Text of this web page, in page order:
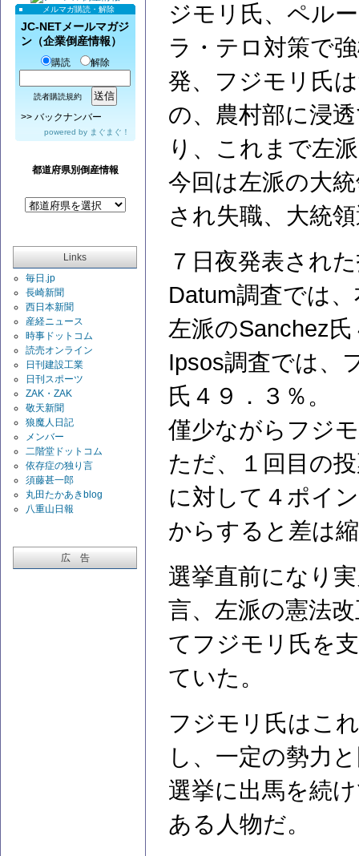
メルマガ購読・解除
JC-NETメールマガジ
ン（企業倒産情報）
購読 解除
読者購読規約
>> バックナンバー
powered by まぐまぐ！
都道府県別倒産情報
Links
毎日.jp
長崎新聞
西日本新聞
産経ニュース
時事ドットコム
読売オンライン
日刊建設工業
日刊スポーツ
ZAK・ZAK
敬天新聞
狼魔人日記
メンバー
二階堂ドットコム
依存症の独り言
須藤甚一郎
丸田たかあきblog
八重山日報
広 告
ジモリ氏、ペル
ラ・テロ対策で
発、フジモリ氏
の、農村部に浸
り、これまで左
今回は左派の大
され失職、大統
７日夜発表され
Datum調査では
左派のSanchez
Ipsos調査では、
氏４９．３％。
僅少ながらフジ
ただ、１回目の
に対して４ポイ
からすると差は
選挙直前になり
言、左派の憲法
てフジモリ氏を
ていた。
フジモリ氏はこ
し、一定の勢力
選挙に出馬を続
ある人物だ。